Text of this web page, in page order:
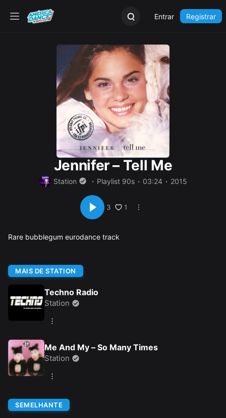
Entrar Registrar
Jennifer – Tell Me
Station Playlist 90s 03:24 2015
3 1
Rare bubblegum eurodance track
MAIS DE STATION
Techno Radio
Station
Me And My – So Many Times
Station
SEMELHANTE